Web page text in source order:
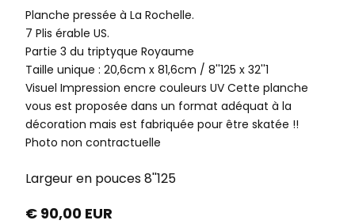
Planche pressée à La Rochelle.
7 Plis érable US.
Partie 3 du triptyque Royaume
Taille unique : 20,6cm x 81,6cm / 8''125 x 32''1
Visuel Impression encre couleurs UV Cette planche
vous est proposée dans un format adéquat à la
décoration mais est fabriquée pour être skatée !!
Photo non contractuelle
Largeur en pouces8''125
€ 90,00 EUR